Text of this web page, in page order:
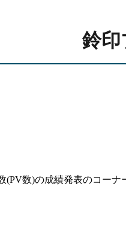
鈴
(PV数)の成績発表のコー